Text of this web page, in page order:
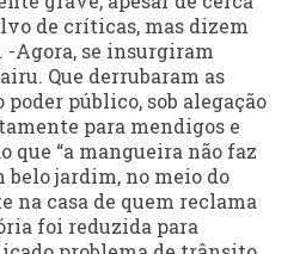
de críticas, mas dizem
Agora, se insurgiram
Que derrubaram as
público, sob alegação
para mendigos e
que “a mangueira não faz
jardim, no meio do
na casa de quem reclama
foi reduzida para